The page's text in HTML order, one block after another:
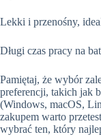
Lekki i przenośny,
Długi czas pracy na
Pamiętaj, że wybór
preferencji, takich jak
(Windows, macOS,
zakupem warto
wybrać ten, który